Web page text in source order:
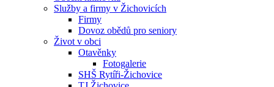
Služby a firmy v Žichovicích
Firmy
Dovoz obědů pro seniory
Život v obci
Otavěnky
Fotogalerie
SHŠ Rytíři-Žichovice